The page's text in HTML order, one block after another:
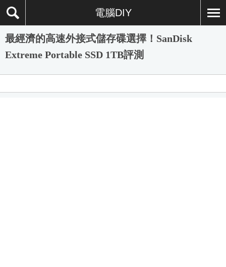
電腦DIY
最經濟的高速外接式儲存碟選擇！SanDisk
Extreme Portable SSD 1TB評測